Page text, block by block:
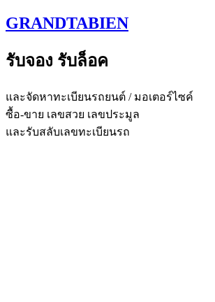
Skip
to
GRANDTABIEN
รับจอง รับล็อค
และจัดหาทะเบียนรถยนต์ / มอเตอร์ไซค์
ซื้อ-ขาย เลขสวย เลขประมูล
และรับสลับเลขทะเบียนรถ